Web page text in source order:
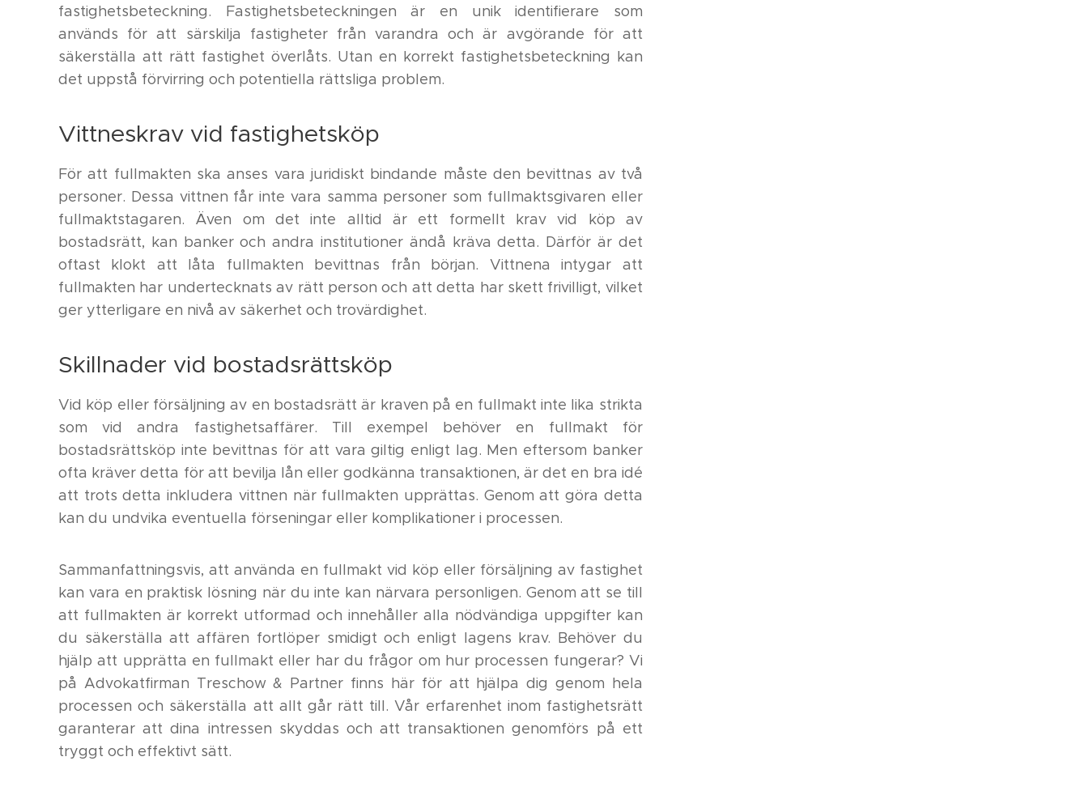
fastighetsbeteckning. Fastighetsbeteckningen är en unik identifierare som
används för att särskilja fastigheter från varandra och är avgörande för att
säkerställa att rätt fastighet överlåts. Utan en korrekt fastighetsbeteckning kan
det uppstå förvirring och potentiella rättsliga problem.
Vittneskrav vid fastighetsköp
För att fullmakten ska anses vara juridiskt bindande måste den bevittnas av två
personer. Dessa vittnen får inte vara samma personer som fullmaktsgivaren eller
fullmaktstagaren. Även om det inte alltid är ett formellt krav vid köp av
bostadsrätt, kan banker och andra institutioner ändå kräva detta. Därför är det
oftast klokt att låta fullmakten bevittnas från början. Vittnena intygar att
fullmakten har undertecknats av rätt person och att detta har skett frivilligt, vilket
ger ytterligare en nivå av säkerhet och trovärdighet.
Skillnader vid bostadsrättsköp
Vid köp eller försäljning av en bostadsrätt är kraven på en fullmakt inte lika strikta
som vid andra fastighetsaffärer. Till exempel behöver en fullmakt för
bostadsrättsköp inte bevittnas för att vara giltig enligt lag. Men eftersom banker
ofta kräver detta för att bevilja lån eller godkänna transaktionen, är det en bra idé
att trots detta inkludera vittnen när fullmakten upprättas. Genom att göra detta
kan du undvika eventuella förseningar eller komplikationer i processen.
Sammanfattningsvis, att använda en fullmakt vid köp eller försäljning av fastighet
kan vara en praktisk lösning när du inte kan närvara personligen. Genom att se till
att fullmakten är korrekt utformad och innehåller alla nödvändiga uppgifter kan
du säkerställa att affären fortlöper smidigt och enligt lagens krav. Behöver du
hjälp att upprätta en fullmakt eller har du frågor om hur processen fungerar? Vi
på Advokatfirman Treschow & Partner finns här för att hjälpa dig genom hela
processen och säkerställa att allt går rätt till. Vår erfarenhet inom fastighetsrätt
garanterar att dina intressen skyddas och att transaktionen genomförs på ett
tryggt och effektivt sätt.